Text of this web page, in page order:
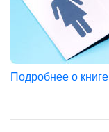
Подробнее о книге